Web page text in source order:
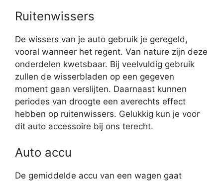
Ruitenwissers
De wissers van je auto gebruik je geregeld,
vooral wanneer het regent. Van nature zijn deze
onderdelen kwetsbaar. Bij veelvuldig gebruik
zullen de wisserbladen op een gegeven
moment gaan verslijten. Daarnaast kunnen
periodes van droogte een averechts effect
hebben op ruitenwissers. Gelukkig kun je voor
dit auto accessoire bij ons terecht.
Auto accu
De gemiddelde accu van een wagen gaat